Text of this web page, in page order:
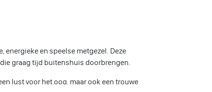
energieke en speelse metgezel. Deze
graag tijd buitenshuis doorbrengen.
lust voor het oog, maar ook een trouwe